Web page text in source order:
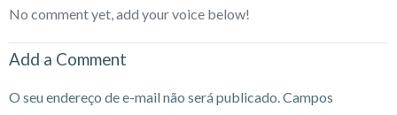
No comment yet, add your voice below!
Add a Comment
O seu endereço de e-mail não será publicado.Campos